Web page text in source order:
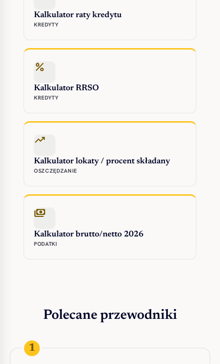
Kalkulator raty kredytu
KREDYTY
percent
Kalkulator RRSO
KREDYTY
trending_up
Kalkulator lokaty / procent składany
OSZCZĘDZANIE
payments
Kalkulator brutto/netto 2026
PODATKI
Polecane przewodniki
1